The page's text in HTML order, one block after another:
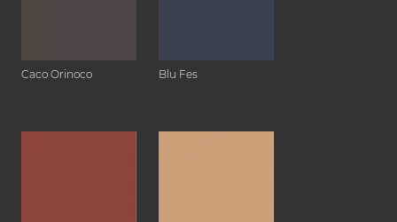
Caco Orinoco Blu Fes